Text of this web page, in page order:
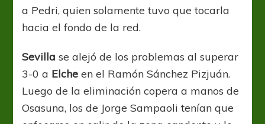
a Pedri, quien solamente tuvo que tocarla
hacia el fondo de la red.
Sevilla se alejó de los problemas al superar
3-0 a Elche en el Ramón Sánchez Pizjuán.
Luego de la eliminación copera a manos de
Osasuna, los de Jorge Sampaoli tenían que